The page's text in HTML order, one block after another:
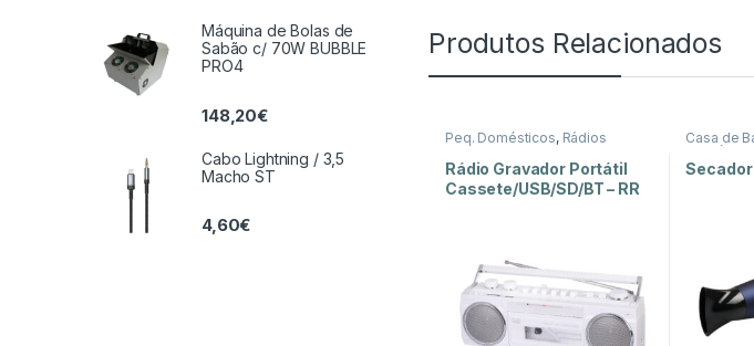
Produtos Relacionados
Peq. Domésticos, Rádios
Rádio Gravador Portátil
Cassete/USB/SD/BT – RR
Casa de
Secador
Máquina de Bolas de
Sabão c/ 70W BUBBLE
PRO4
148,20€
Cabo Lightning / 3,5
Macho ST
4,60€